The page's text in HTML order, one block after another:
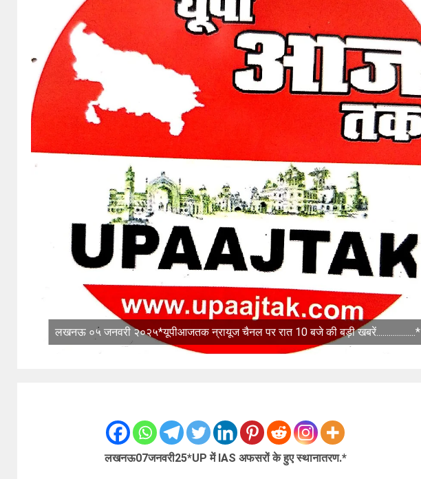
लखनऊ ०५ जनवरी २०२५*यूपीआजतक न्रायूज चैनल पर रात 10 बजे की बड़ी खबरें...................*
लखनऊ07जनवरी25*UP में IAS अफसरों के हुए स्थानातरण.*